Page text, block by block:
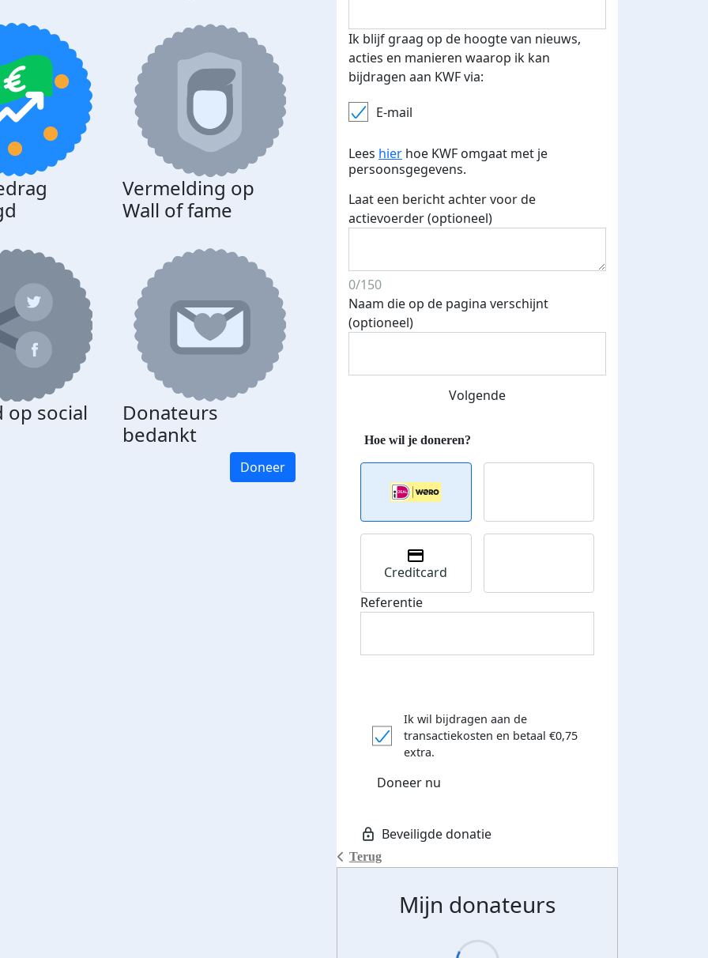
Vermelding op
Wall of fame
op social
Donateurs
bedankt
Doneer
Ik blijf graag op de hoogte van nieuws,
acties en manieren waarop ik kan
bijdragen aan KWF via:
E-mail
Lees hier hoe KWF omgaat met je
persoonsgegevens.
Laat een bericht achter voor de
actievoerder (optioneel)
0/150
Naam die op de pagina verschijnt
(optioneel)
Volgende
Terug
Creditcard
Referentie
Ik wil bijdragen aan de
transactiekosten en betaal €0,75
extra.
Doneer nu
Mijn donateurs